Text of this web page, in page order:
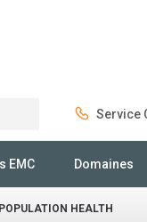
Service
EMC Domaines
HEALTH